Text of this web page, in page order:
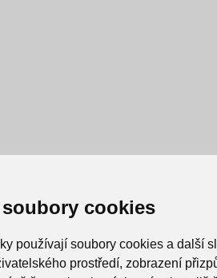
cookies
používají soubory cookies a další
prostředí, zobrazení